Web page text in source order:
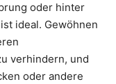
oder hinter
ideal. Gewöhnen
verhindern, und
oder andere